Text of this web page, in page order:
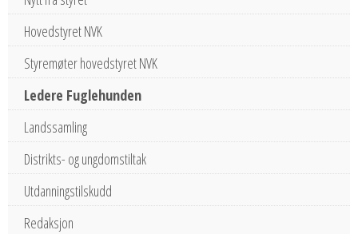
Hovedstyret NVK
Styremøter hovedstyret NVK
Ledere Fuglehunden
Landssamling
Distrikts- og ungdomstiltak
Utdanningstilskudd
Redaksjon